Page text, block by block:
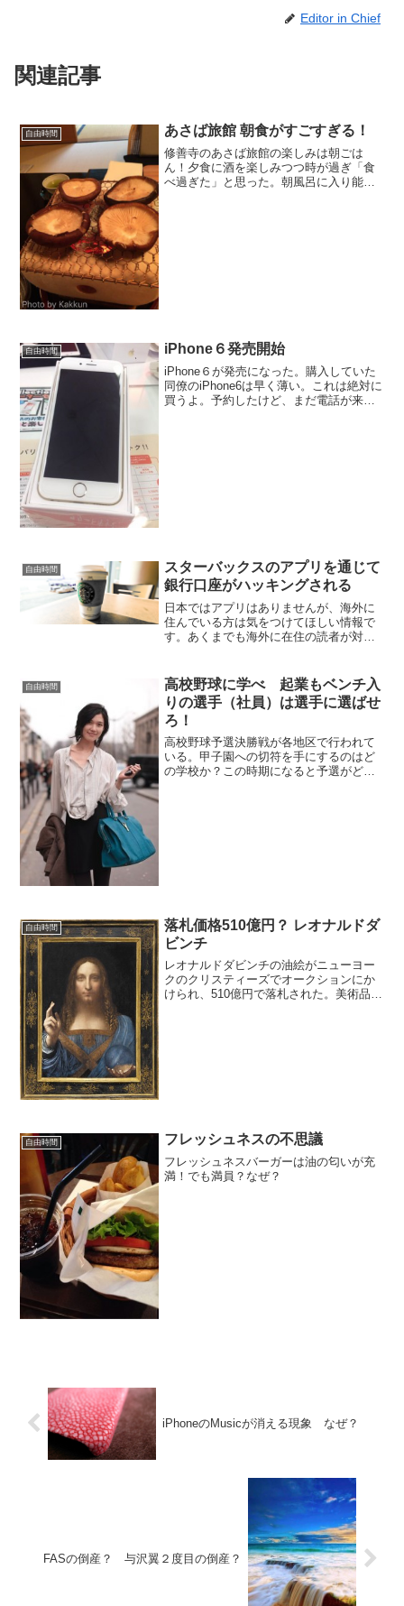
Editor in Chief
関連記事
自由時間 あさば旅館 朝食がすごすぎる！
修善寺のあさば旅館の楽しみは朝ごは
ん！夕食に酒を楽しみつつ時が過ぎ「食
べ過ぎた」と思った。朝風呂に入り能舞
自由時間 iPhone６発売開始
iPhone６が発売になった。購入していた
同僚のiPhone6は早く薄い。これは絶対に
買うよ。予約したけど、まだ電話が来な
自由時間
スターバックスのアプリを通じて
銀行口座がハッキングされる
日本ではアプリはありませんが、海外に
住んでいる方は気をつけてほしい情報で
す。あくまでも海外に在住の読者が対象
自由時間
高校野球に学べ 起業もベンチ入
りの選手（社員）は選手に選ばせ
ろ！
高校野球予選決勝戦が各地区で行われて
いる。甲子園への切符を手にするのはど
の学校か？この時期になると予選がどう
自由時間
落札価格510億円？ レオナルドダ
ビンチ
レオナルドダビンチの油絵がニューヨー
クのクリスティーズでオークションにか
けられ、510億円で落札された。美術品と
自由時間 フレッシュネスの不思議
フレッシュネスバーガーは油の匂いが充
満！でも満員？なぜ？
iPhoneのMusicが消える現象 なぜ？
FASの倒産？ 与沢翼２度目の倒産？